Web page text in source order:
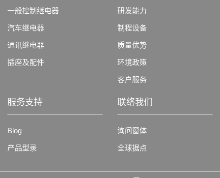
一般控制继电器
汽车继电器
通讯继电器
插座及配件
研发能力
制程设备
质量优势
环境政策
客户服务
服务支持
Blog
产品型录
联络我们
询问窗体
全球据点